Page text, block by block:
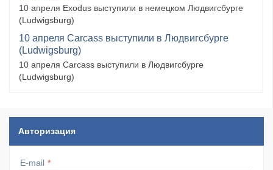
10 апреля Exodus выступили в немецком Людвигсбурге
(Ludwigsburg)
10 апреля Carcass выступили в Людвигсбурге
(Ludwigsburg)
10 апреля Carcass выступили в Людвигсбурге
(Ludwigsburg)
Авторизация
E-mail